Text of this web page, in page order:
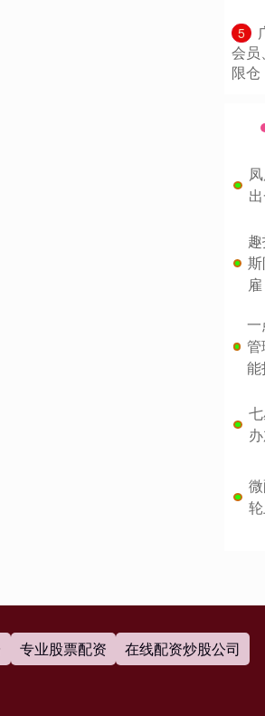
5
会员
限仓
雇
管
能
专业股票配资 在线配资炒股公司